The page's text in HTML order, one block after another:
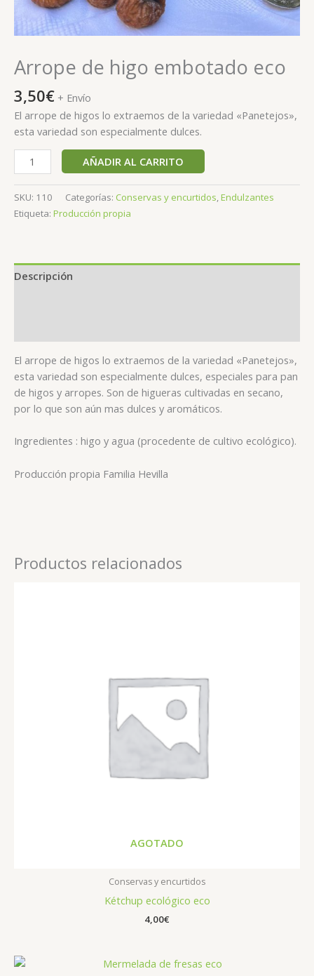
Arrope de higo embotado eco
3,50€ + Envío
El arrope de higos lo extraemos de la variedad «Panetejos»,
esta variedad son especialmente dulces.
AÑADIR AL CARRITO
SKU: 110 Categorías: Conservas y encurtidos,Endulzantes
Etiqueta: Producción propia
Descripción
El arrope de higos lo extraemos de la variedad «Panetejos»,
esta variedad son especialmente dulces, especiales para pan
de higos y arropes. Son de higueras cultivadas en secano,
por lo que son aún mas dulces y aromáticos.
Ingredientes : higo y agua (procedente de cultivo ecológico).
Producción propia Familia Hevilla
Productos relacionados
AGOTADO
Conservas y encurtidos
Kétchup ecológico eco
4,00€